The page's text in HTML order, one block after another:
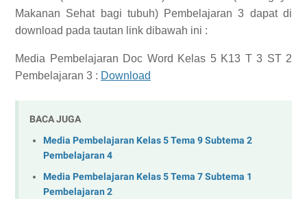
Makanan Sehat bagi tubuh) Pembelajaran 3 dapat di
download pada tautan link dibawah ini :
Media Pembelajaran Doc Word Kelas 5 K13 T 3 ST 2
Pembelajaran 3 : Download
BACA JUGA
Media Pembelajaran Kelas 5 Tema 9 Subtema 2
Pembelajaran 4
Media Pembelajaran Kelas 5 Tema 7 Subtema 1
Pembelajaran 2